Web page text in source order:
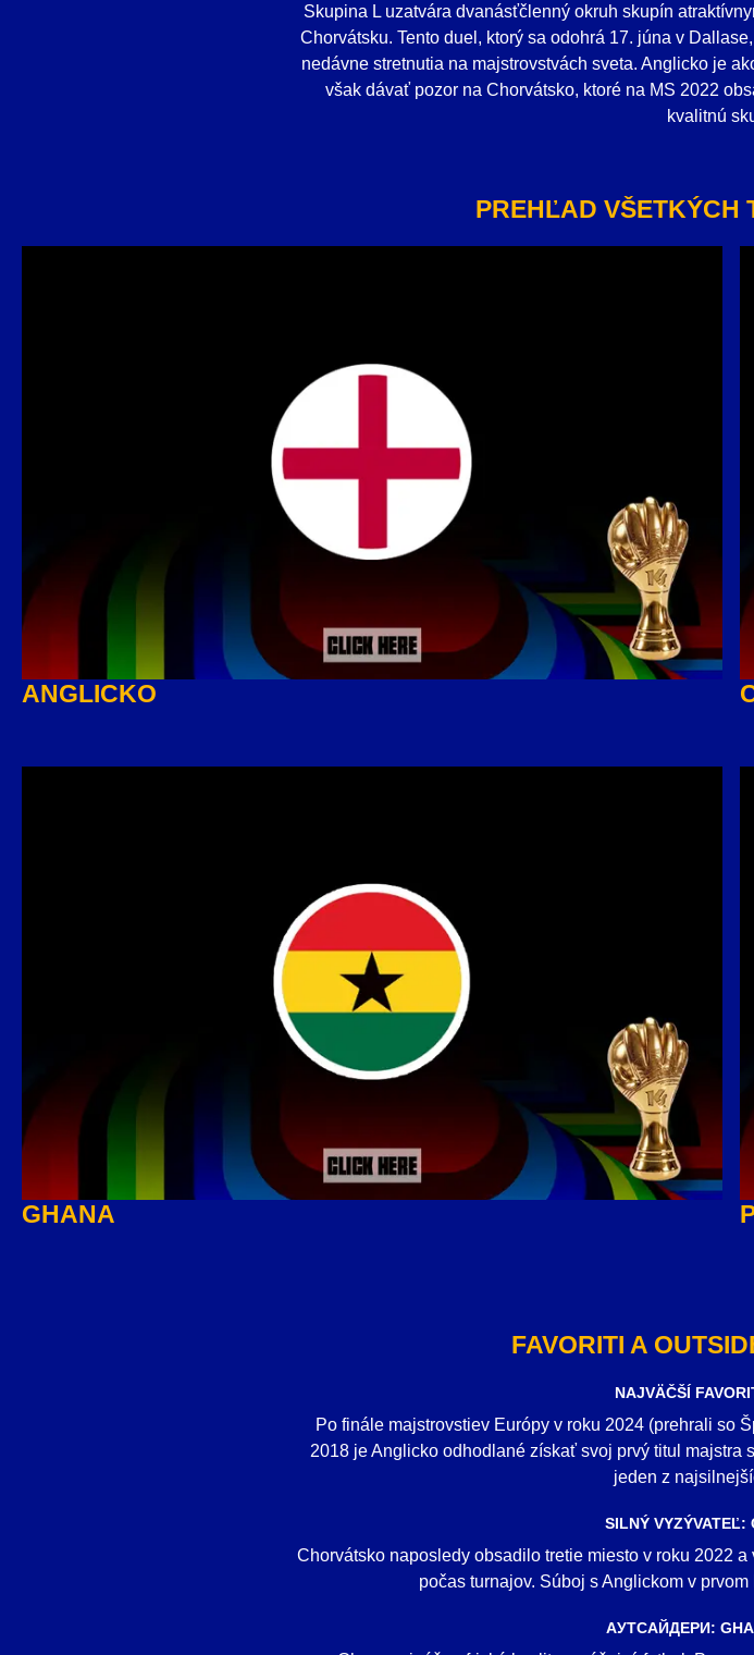
Skupina L uzatvára dvanásťčlenný okruh skupín
Chorvátsku. Tento duel, ktorý sa odohrá 17. júna v
nedávne stretnutia na majstrovstvách sveta. Anglicko je
však dávať pozor na Chorvátsko, ktoré na MS 2022
kvalitnú
PREHĽAD VŠETKÝCH
ANGLICKO
GHANA
FAVORITI A
NAJVÄČŠÍ
Po finále majstrovstiev Európy v roku 2024 (prehrali so
2018 je Anglicko odhodlané získať svoj prvý titul majstra
jeden z
SILNÝ VYZÝVATEĽ:
Chorvátsko naposledy obsadilo tretie miesto v roku 2022
počas turnajov. Súboj s Anglickom v
AУТСАЙДЕРИ: